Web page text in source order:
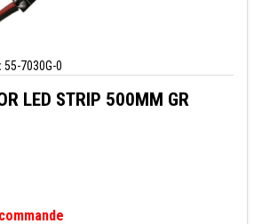
55-7030G-0
LED STRIP 500MM GR